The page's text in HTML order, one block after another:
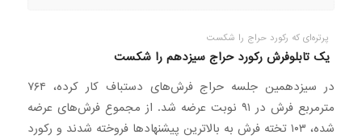
پرتره‌ای که رکورد حراج را شکست
یک تابلوفرش رکورد حراج سیزدهم را شکست
در سیزدهمین جلسه حراج فرش‌های دستباف کار کرده، ۷۶۴
مترمربع فرش در ۹۱ نوبت عرضه شد. از مجموع فرش‌های عرضه
شده، ۱۰۳ تخته فرش به بالاترین پیشنهادها فروخته شدند و رکورد